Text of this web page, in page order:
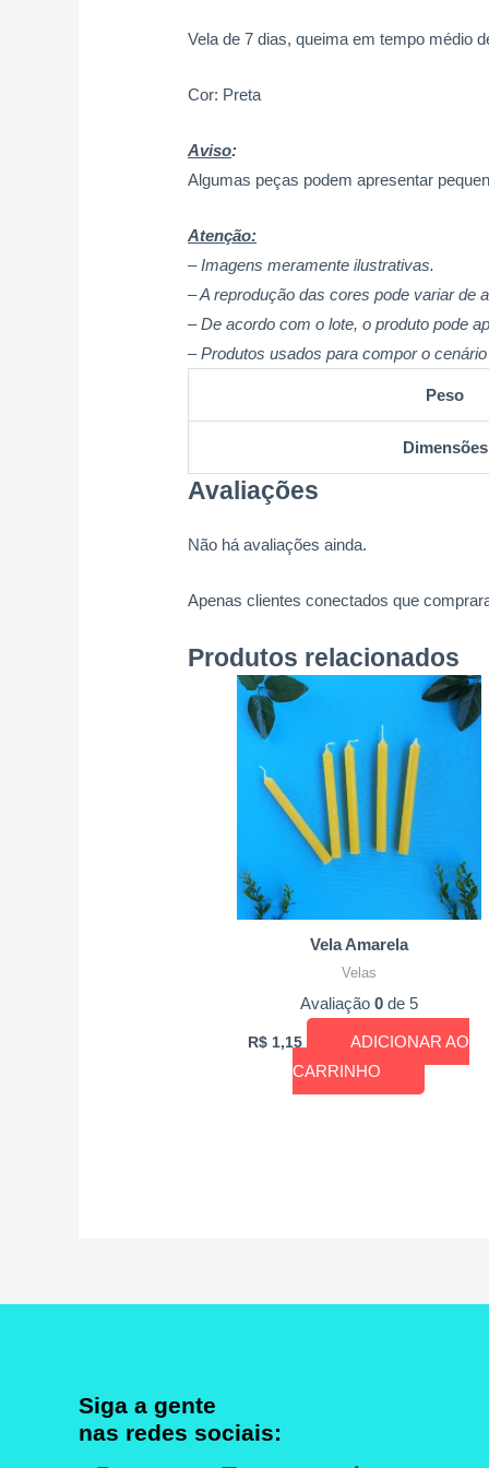
Vela de 7 dias, queima em tempo médio
Cor: Preta
Aviso:
Algumas peças podem apresentar
Atenção:
– Imagens meramente ilustrativas.
– A reprodução das cores pode variar de
– De acordo com o lote, o produto pode
– Produtos usados para compor o
Peso
Dimensões
Avaliações
Não há avaliações ainda.
Apenas clientes conectados que
Produtos relacionados
Vela Amarela
Velas
Avaliação 0de 5
R$ 1,15
ADICIONAR AO
CARRINHO
Siga a gente
nas redes sociais: